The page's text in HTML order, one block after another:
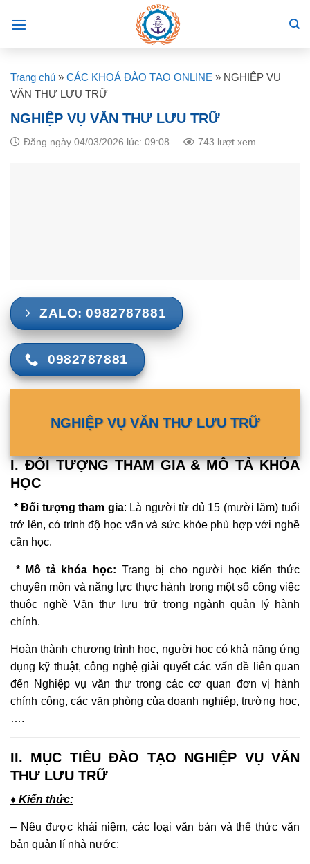
Trang chủ » CÁC KHOÁ ĐÀO TẠO ONLINE » NGHIỆP VỤ
VĂN THƯ LƯU TRỮ
NGHIỆP VỤ VĂN THƯ LƯU TRỮ
Đăng ngày 04/03/2026 lúc: 09:08 743 lượt xem
ZALO: 0982787881
0982787881
NGHIỆP VỤ VĂN THƯ LƯU TRỮ
I. ĐỐI TƯỢNG THAM GIA & MÔ TẢ KHÓA
HỌC
* Đối tượng tham gia: Là người từ đủ 15 (mười lăm) tuổi
trở lên, có trình độ học vấn và sức khỏe phù hợp với nghề
cần học.
* Mô tả khóa học: Trang bị cho người học kiến thức
chuyên môn và năng lực thực hành trong một số công việc
thuộc nghề Văn thư lưu trữ trong ngành quản lý hành
chính.
Hoàn thành chương trình học, người học có khả năng ứng
dụng kỹ thuật, công nghệ giải quyết các vấn đề liên quan
đến Nghiệp vụ văn thư trong các cơ quan đơn vị hành
chính công, các văn phòng của doanh nghiệp, trường học,
….
II. MỤC TIÊU ĐÀO TẠO NGHIỆP VỤ VĂN
THƯ LƯU TRỮ
♦ Kiến thức:
– Nêu được khái niệm, các loại văn bản và thể thức văn
bản quản lí nhà nước;